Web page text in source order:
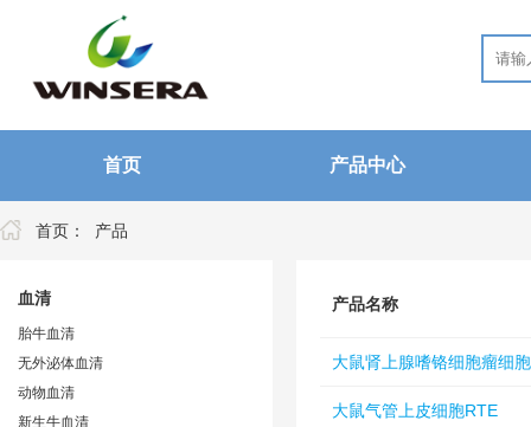
首页 产品中心
首页： 产品
血清
胎牛血清
无外泌体血清
动物血清
新生牛血清
产品名称
大鼠肾上腺嗜铬细胞瘤细
大鼠气管上皮细胞RTE